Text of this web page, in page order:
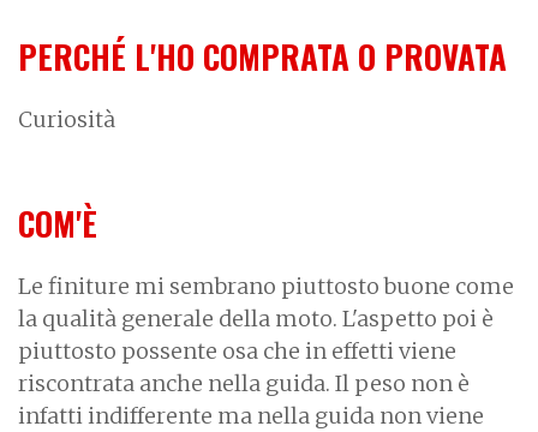
PERCHÉ L'HO COMPRATA O PROVATA
Curiosità
COM'È
Le finiture mi sembrano piuttosto buone come
la qualità generale della moto. L'aspetto poi è
piuttosto possente osa che in effetti viene
riscontrata anche nella guida. Il peso non è
infatti indifferente ma nella guida non viene